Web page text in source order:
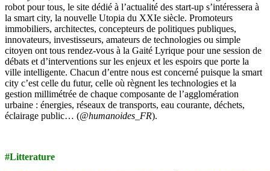
robot pour tous, le site dédié à l’actualité des start-up s’intéressera à
la smart city, la nouvelle Utopia du XXIe siècle. Promoteurs
immobiliers, architectes, concepteurs de politiques publiques,
innovateurs, investisseurs, amateurs de technologies ou simple
citoyen ont tous rendez-vous à la Gaité Lyrique pour une session de
débats et d’interventions sur les enjeux et les espoirs que porte la
ville intelligente. Chacun d’entre nous est concerné puisque la smart
city c’est celle du futur, celle où règnent les technologies et la
gestion millimétrée de chaque composante de l’agglomération
urbaine : énergies, réseaux de transports, eau courante, déchets,
éclairage public… (@humanoides_FR).
#Litterature